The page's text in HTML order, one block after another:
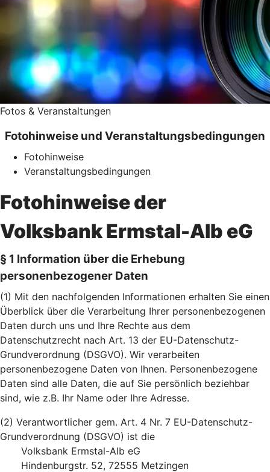
Fotos & Veranstaltungen
Fotohinweise und Veranstaltungsbedingungen
Fotohinweise
Veranstaltungsbedingungen
Fotohinweise der
Volksbank Ermstal-Alb eG
§ 1 Information über die Erhebung
personenbezogener Daten
(1) Mit den nachfolgenden Informationen erhalten Sie einen
Überblick über die Verarbeitung Ihrer personenbezogenen
Daten durch uns und Ihre Rechte aus dem
Datenschutzrecht nach Art. 13 der EU-Datenschutz-
Grundverordnung (DSGVO). Wir verarbeiten
personenbezogene Daten von Ihnen. Personenbezogene
Daten sind alle Daten, die auf Sie persönlich beziehbar
sind, wie z.B. Ihr Name oder Ihre Adresse.
(2) Verantwortlicher gem. Art. 4 Nr. 7 EU-Datenschutz-
Grundverordnung (DSGVO) ist die
Volksbank Ermstal-Alb eG
Hindenburgstr. 52, 72555 Metzingen